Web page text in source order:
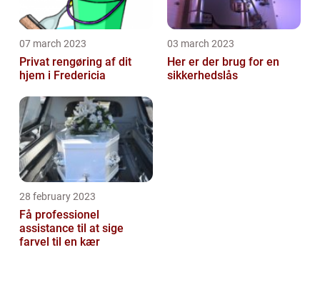
07 march 2023
Privat rengøring af dit
hjem i Fredericia
03 march 2023
Her er der brug for en
sikkerhedslås
28 february 2023
Få professionel
assistance til at sige
farvel til en kær